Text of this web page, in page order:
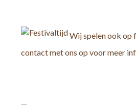
Wij spelen ook op
contact met ons op voor meer